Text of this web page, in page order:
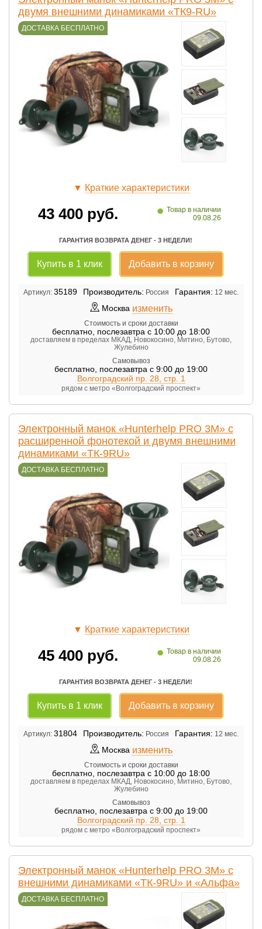
двумя внешними динамиками «ТК9-RU»
ДОСТАВКА БЕСПЛАТНО
▼ Краткие характеристики
43 400руб. • Товар в наличии
09.08.26
ГАРАНТИЯ ВОЗВРАТА ДЕНЕГ - 3 НЕДЕЛИ!
Купить в 1 клик Добавить в корзину
Артикул: 35189 Производитель: Россия Гарантия: 12 мес.
Москва изменить
Стоимость и сроки доставки
бесплатно послезавтра с 10:00 до 18:00
доставляем в пределах МКАД, Новокосино, Митино, Бутово,
Жулебино
Самовывоз
бесплатно послезавтра с 9:00 до 19:00
Волгоградский пр. 28, стр. 1
рядом с метро «Волгоградский проспект»
Электронный манок «Hunterhelp PRO 3M» с
расширенной фонотекой и двумя внешними
динамиками «ТК-9RU»
ДОСТАВКА БЕСПЛАТНО
▼ Краткие характеристики
45 400руб. • Товар в наличии
09.08.26
ГАРАНТИЯ ВОЗВРАТА ДЕНЕГ - 3 НЕДЕЛИ!
Купить в 1 клик Добавить в корзину
Артикул: 31804 Производитель: Россия Гарантия: 12 мес.
Москва изменить
Стоимость и сроки доставки
бесплатно послезавтра с 10:00 до 18:00
доставляем в пределах МКАД, Новокосино, Митино, Бутово,
Жулебино
Самовывоз
бесплатно послезавтра с 9:00 до 19:00
Волгоградский пр. 28, стр. 1
рядом с метро «Волгоградский проспект»
Электронный манок «Hunterhelp PRO 3M» с
внешними динамиками «ТК-9RU» и «Альфа»
ДОСТАВКА БЕСПЛАТНО